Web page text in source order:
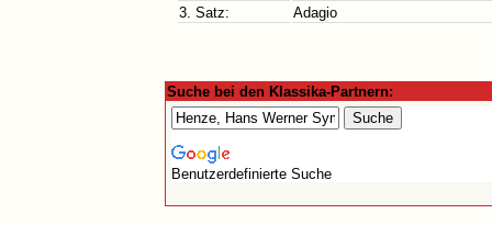
3. Satz:
Adagio
Suche bei den Klassika-Partnern:
Benutzerdefinierte Suche